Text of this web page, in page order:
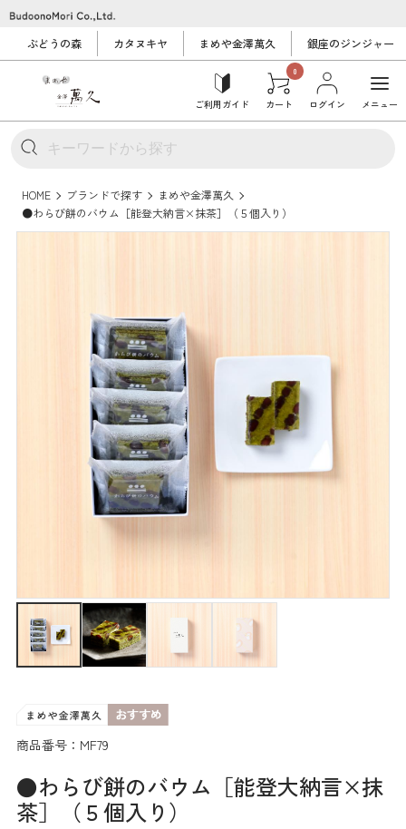
ぶどうの森 カタヌキヤ まめや金澤萬久 銀座のジンジャー
ご利用ガイド
0
カート ログイン メニュー
HOME ブランドで探す
まめや金澤萬久
●わらび餅のバウム［能登大納言×抹茶］（５個入り）
商品番号：MF79
●わらび餅のバウム［能登大納言×抹
茶］（５個入り）